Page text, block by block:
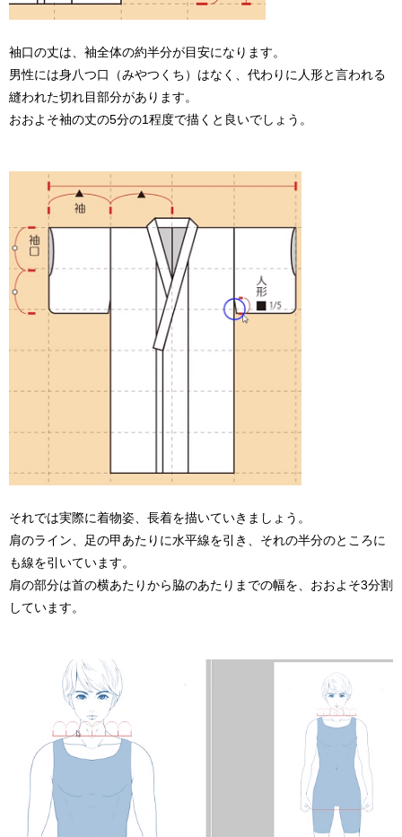
袖口の丈は、袖全体の約半分が目安になります。
男性には身八つ口（みやつくち）はなく、代わりに人形と言われる
縫われた切れ目部分があります。
おおよそ袖の丈の5分の1程度で描くと良いでしょう。
それでは実際に着物姿、長着を描いていきましょう。
肩のライン、足の甲あたりに水平線を引き、それの半分のところに
も線を引いています。
肩の部分は首の横あたりから脇のあたりまでの幅を、おおよそ3分割
しています。